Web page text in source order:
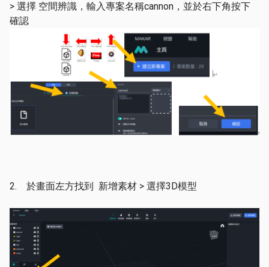
> 選擇 空間辨識，輸入專案名稱cannon，並於右下角按下
確認
2. 於畫面左方找到 新增素材 > 選擇3D模型